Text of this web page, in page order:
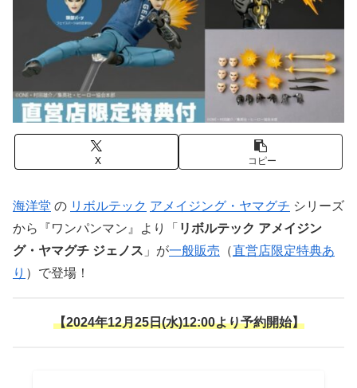
X コピー
海洋堂 の リボルテック アメイジング・ヤマグチ シリーズ
から『ワンパンマン』より「 リボルテック アメイジン
グ・ヤマグチ ジェノス 」が一般販売 （直営店限定特典あ
り ）で登場！
【2024年12月25日(水)12:00より予約開始】